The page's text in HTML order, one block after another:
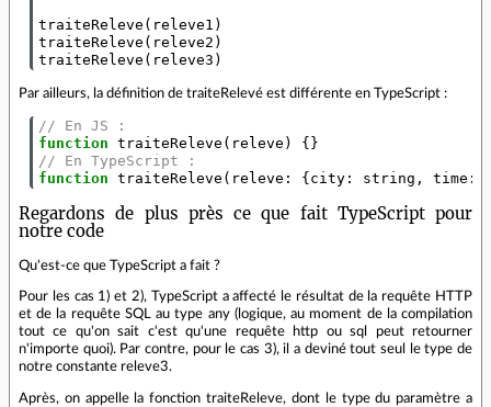
traiteReleve ( releve1 )
traiteReleve ( releve2 )
traiteReleve ( releve3 )
Par ailleurs, la définition de traiteRelevé est différente en TypeScript :
// En JS :
function traiteReleve ( releve )
{}
// En TypeScript :
function traiteReleve ( releve : {city : string , time :
Regardons de plus près ce que fait TypeScript pour
notre code
Qu'est-ce que TypeScript a fait ?
Pour les cas 1) et 2), TypeScript a affecté le résultat de la requête HTTP
et de la requête SQL au type any (logique, au moment de la compilation
tout ce qu'on sait c'est qu'une requête http ou sql peut retourner
n'importe quoi). Par contre, pour le cas 3), il a deviné tout seul le type de
notre constante releve3.
Après, on appelle la fonction traiteReleve, dont le type du paramètre a